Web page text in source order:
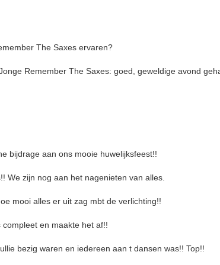
The Saxes ervaren?
Remember The Saxes: goed, geweldige avond
bijdrage aan ons mooie huwelijksfeest!!
We zijn nog aan het nagenieten van alles.
mooi alles er uit zag mbt de verlichting!!
en maakte het af!!
bezig waren en iedereen aan t dansen was!! Top!!